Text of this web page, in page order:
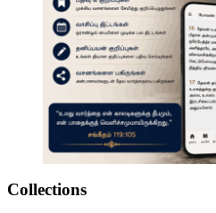
Collections